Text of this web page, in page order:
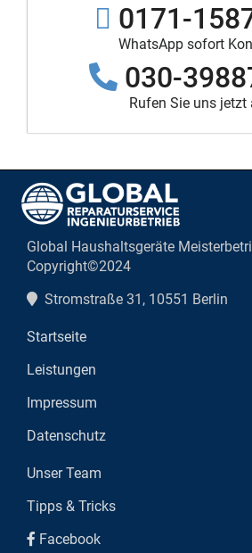
0171-
WhatsApp sofort
030-
Rufen Sie uns jetzt
Global Haushaltsgeräte
Copyright©2024
Stromstraße 31, 10551 Berlin
Startseite
Leistungen
Impressum
Datenschutz
Unser Team
Tipps & Tricks
Facebook